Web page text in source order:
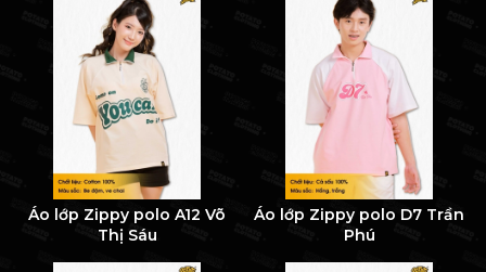
Áo lớp Zippy polo A12 Võ
Thị Sáu
Áo lớp Zippy polo D7 Trần
Phú